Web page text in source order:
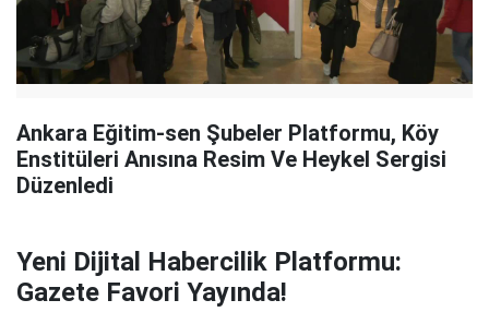
Ankara Eğitim-sen Şubeler Platformu, Köy
Enstitüleri Anısına Resim Ve Heykel Sergisi
Düzenledi
Yeni Dijital Habercilik Platformu:
Gazete Favori Yayında!